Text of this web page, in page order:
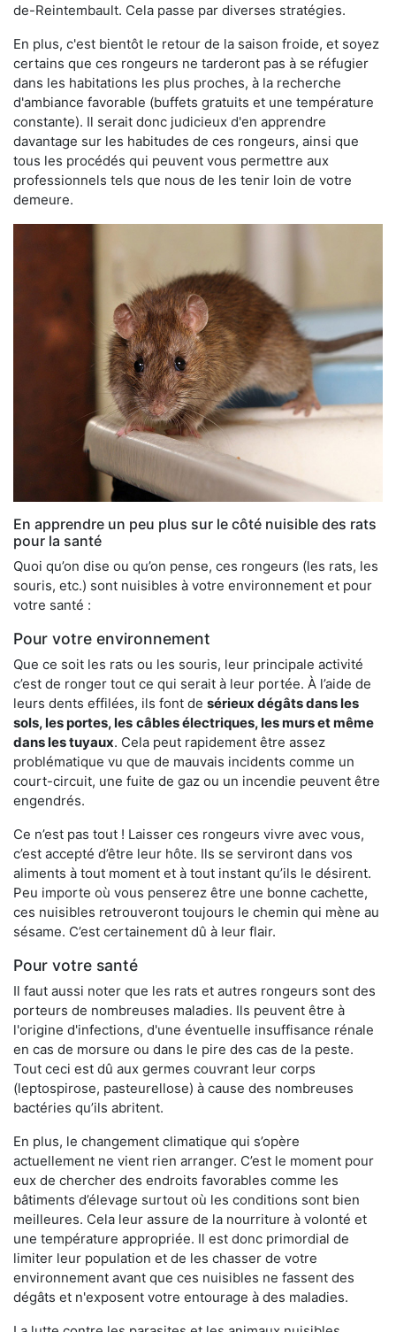
de-Reintembault. Cela passe par diverses stratégies.
En plus, c'est bientôt le retour de la saison froide, et soyez
certains que ces rongeurs ne tarderont pas à se réfugier
dans les habitations les plus proches, à la recherche
d'ambiance favorable (buffets gratuits et une température
constante). Il serait donc judicieux d'en apprendre
davantage sur les habitudes de ces rongeurs, ainsi que
tous les procédés qui peuvent vous permettre aux
professionnels tels que nous de les tenir loin de votre
demeure.
En apprendre un peu plus sur le côté nuisible des rats
pour la santé
Quoi qu’on dise ou qu’on pense, ces rongeurs (les rats, les
souris, etc.) sont nuisibles à votre environnement et pour
votre santé :
Pour votre environnement
Que ce soit les rats ou les souris, leur principale activité
c’est de ronger tout ce qui serait à leur portée. À l’aide de
leurs dents effilées, ils font de sérieux dégâts dans les
sols, les portes, les câbles électriques, les murs et même
dans les tuyaux. Cela peut rapidement être assez
problématique vu que de mauvais incidents comme un
court-circuit, une fuite de gaz ou un incendie peuvent être
engendrés.
Ce n’est pas tout ! Laisser ces rongeurs vivre avec vous,
c’est accepté d’être leur hôte. Ils se serviront dans vos
aliments à tout moment et à tout instant qu’ils le désirent.
Peu importe où vous penserez être une bonne cachette,
ces nuisibles retrouveront toujours le chemin qui mène au
sésame. C’est certainement dû à leur flair.
Pour votre santé
Il faut aussi noter que les rats et autres rongeurs sont des
porteurs de nombreuses maladies. Ils peuvent être à
l'origine d'infections, d'une éventuelle insuffisance rénale
en cas de morsure ou dans le pire des cas de la peste.
Tout ceci est dû aux germes couvrant leur corps
(leptospirose, pasteurellose) à cause des nombreuses
bactéries qu’ils abritent.
En plus, le changement climatique qui s’opère
actuellement ne vient rien arranger. C’est le moment pour
eux de chercher des endroits favorables comme les
bâtiments d’élevage surtout où les conditions sont bien
meilleures. Cela leur assure de la nourriture à volonté et
une température appropriée. Il est donc primordial de
limiter leur population et de les chasser de votre
environnement avant que ces nuisibles ne fassent des
dégâts et n'exposent votre entourage à des maladies.